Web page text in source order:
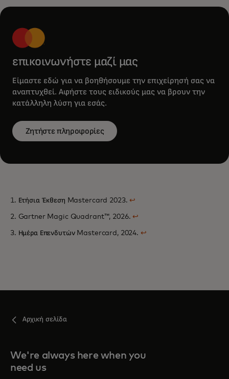
επικοινωνήστε μαζί μας
Είμαστε εδώ για να βοηθήσουμε την επιχείρησή σας να
αναπτυχθεί. Αφήστε τους ειδικούς μας να βρουν την
κατάλληλη λύση για εσάς.
Ζητήστε πληροφορίες
1. Ετήσια Έκθεση Mastercard 2023.↩
2. Gartner Magic Quadrant™, 2026.↩
3. Ημέρα Επενδυτών Mastercard, 2024. ↩
Αρχική σελίδα
We're always here when you
need us